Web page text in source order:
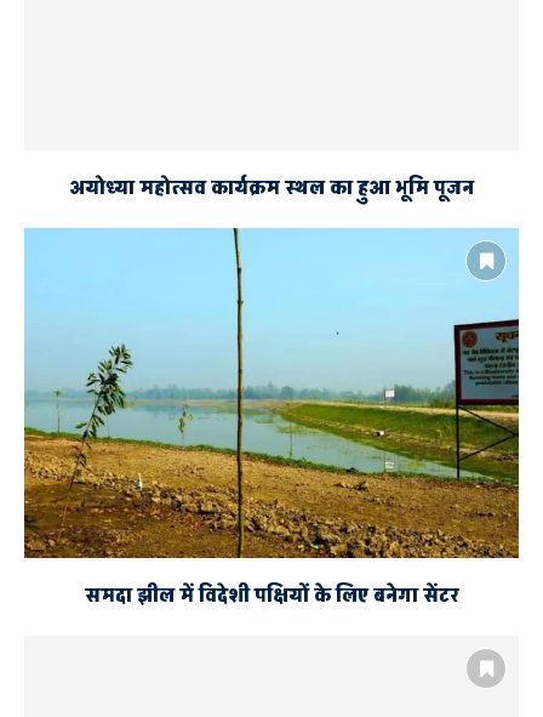
अयोध्या महोत्सव कार्यक्रम स्थल का हुआ भूमि पूजन
समदा झील में विदेशी पक्षियों के लिए बनेगा सेंटर